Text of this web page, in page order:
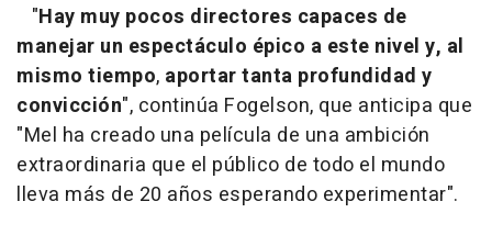
"Hay muy pocos directores capaces de
manejar un espectáculo épico a este nivel y, al
mismo tiempo, aportar tanta profundidad y
convicción", continúa Fogelson, que anticipa que
"Mel ha creado una película de una ambición
extraordinaria que el público de todo el mundo
lleva más de 20 años esperando experimentar".